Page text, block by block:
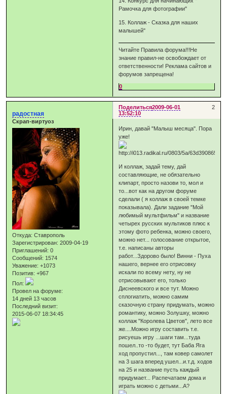
Рамочка для фотографии"
15. Коллаж - Сказка для наших
малышей"
Читайте Правила форума!!!Не
знание правил-не освобождает от
ответственности! Реклама сайтов и
форумов запрещена!
0
Поделиться 2
2009-06-01
13:52:10
радостная
Скрап-виртуоз
Откуда: Ставрополь
Зарегистрирован: 2009-04-19
Приглашений: 0
Сообщений: 1574
Уважение: +1073
Позитив: +967
Пол:
Провел на форуме:
14 дней 13 часов
Последний визит:
2015-06-07 18:34:45
Ирин, давай "Малыш месяца". Пора
уже!
И коллаж, задай тему, дай
составляющие, не обязательно
клипарт, просто назови то, мол и
то...вот как на другом форуме
сделали ( я коллаж в своей темке
показывала). Дали задание "Мой
любимый мультфильм" и название
четырех русских мультиков плюс к
этому фото ребенка, можно своего,
можно нет... голосование открытое,
т.е. написаны авторы
работ...Здорово было! Винни - Пуха
нашего, вернее его отрисовку
искали по всему нету, ну не
отрисовывают его, только
Диснеевского и все тут. Можно
сплогиатить, можно самим
сказочную страну придумать, можно
романтику, можно Золушку, можно
коллаж "Королева Цветов", лето все
же....Можно игру составить т.е.
рисуешь игру ...шаги там...туда
пошел..то -то будет, тут Баба Яга
ход пропустил..., там ковер самолет
на 3 шага вперед ушел...и.т.д. ходов
на 25 и название пусть каждый
придумает... Распечатаем дома и
играть можно с детьми...А?